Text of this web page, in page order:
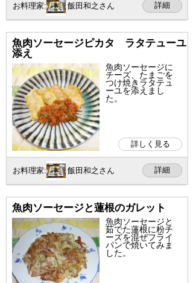
お料理家: 飯田和之さん 詳細
魚肉ソーセージピカタ ラタテューユ
添え
魚肉ソーセージに
チーズ、たまごを
つけ焼きラタテュ
ーユを添えまし
た。
詳しく見る
お料理家: 飯田和之さん 詳細
魚肉ソーセージと蓮根のガレット
魚肉ソーセージと
茹でた蓮根に粉チ
ーズを混ぜフライ
パンで焼いてみま
した。